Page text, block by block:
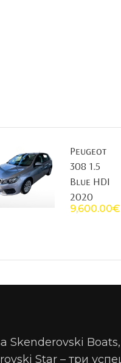
Peugeot
308 1.5
Blue HDI
2020
9,600.00€
Skenderovski Boats,
Star – три